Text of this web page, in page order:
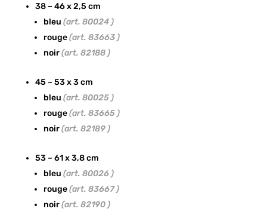
38 – 46 x 2,5 cm
bleu (art. 80024 )
rouge(art. 83663 )
noir(art. 82188 )
45 – 53 x 3 cm
bleu (art. 80025 )
rouge(art. 83665 )
noir(art. 82189 )
53 – 61 x 3,8 cm
bleu (art. 80026 )
rouge(art. 83667 )
noir(art. 82190 )